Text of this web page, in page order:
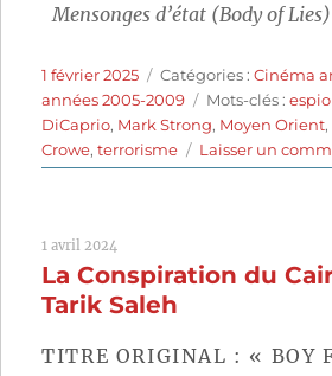
Mensonges d’état (Body of Lies)
Publié
le
1 février 2025 Catégories
Catégories :Cinéma
années 2005-2009
Étiquettes
Mots-clés :
DiCaprio, Mark Strong, Moyen Orient,
Crowe,terrorisme Laisser un
1 avril 2024
La Conspiration du
Tarik Saleh
TITRE ORIGINAL : « BOY